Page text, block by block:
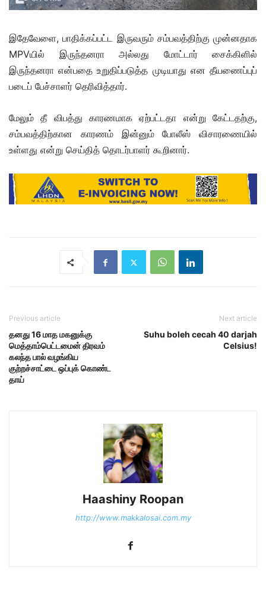
இதேவேளை, பாதிக்கப்பட்ட இருவரும் சம்பவத்திற்கு முன்னதாக
MPVயில் இருந்தனரா அல்லது மோட்டார் சைக்கிளில்
இருந்தனரா என்பதை உறுதிப்படுத்த முடியாது என தீயணைப்புப்
படைப் பேச்சாளர் தெரிவித்தார்.
மேலும் தீ விபத்து காரணமாக ஏற்பட்டதா என்று கேட்டதற்கு,
சம்பவத்திற்கான காரணம் இன்னும் போலீஸ் விசாரணையில்
உள்ளது என்று செய்தித் தொடர்பாளர் கூறினார்.
Previous article
தனது 16 மாத மகனுக்கு
மெத்தாம்பெட்டமைன் திரவம்
கலந்த பால் வழங்கிய
குற்றச்சாட்டை ஒப்புக் கொண்ட
தாய்
Next article
Suhu boleh cecah 40 darjah
Celsius!
Haashiny Roopan
http://www.makkalosai.com.my